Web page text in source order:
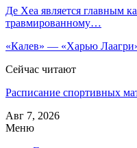
Де Хеа является главным
травмированному…
«Калев» — «Харью
Сейчас читают
Расписание спортивных
Авг 7, 2026
Меню